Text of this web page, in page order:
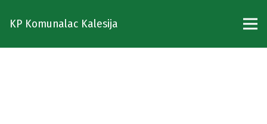
KP Komunalac Kalesija